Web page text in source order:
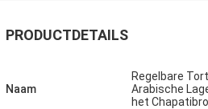
PRODUCTDETAILS
Naam
Regelbare
Arabische
het